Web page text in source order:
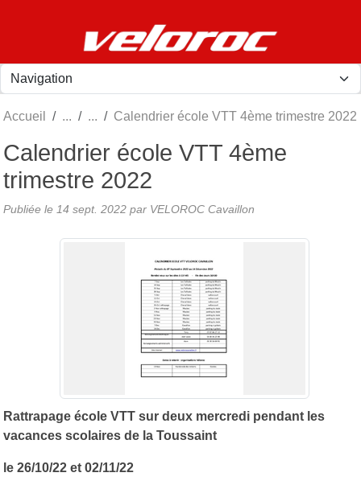
Accueil Calendrier école VTT 4ème trimestre 2022
Calendrier école VTT 4ème
trimestre 2022
Publiée le 14 sept. 2022 par VELOROC Cavaillon
Rattrapage école VTT sur deux mercredi pendant les
vacances scolaires de la Toussaint
le 26/10/22 et 02/11/22